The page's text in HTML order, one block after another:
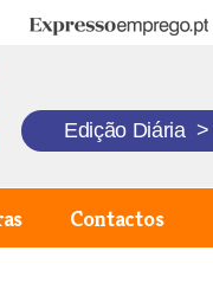
Expresso Emprego
Edição Diária >
Contactos